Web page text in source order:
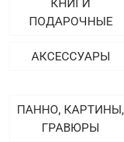
ПОДАРОЧНЫЕ
АКСЕССУАРЫ
ПАННО, КАРТИНЫ,
ГРАВЮРЫ